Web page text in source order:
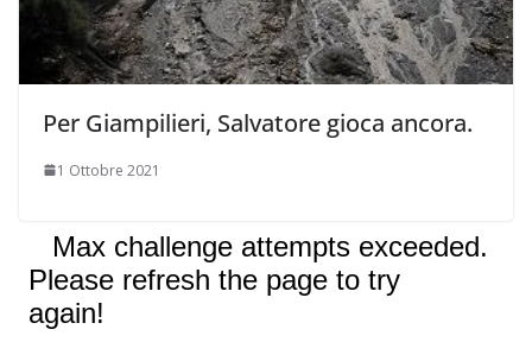
Per Giampilieri, Salvatore gioca ancora.
1 Ottobre 2021